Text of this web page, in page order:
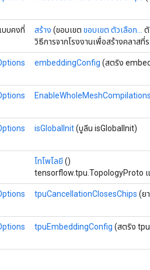
บบคงที่ สร้าง (ขอบเขต ขอบเขต ตัวเลือก...
ตั
วิธีการจากโรงงานเพื่อสร้างคลาส
embeddingConfig (สตริง
isGlobalInit(บูลีน isGlobalInit)
โทโพโลยี ()
tensorflow.tpu.TopologyProto
tpuCancellationClosesChips (ย
tpuEmbeddingConfig (สตริง